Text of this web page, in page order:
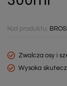
Kod produktu:
Zwalcza osy i
Wysoka